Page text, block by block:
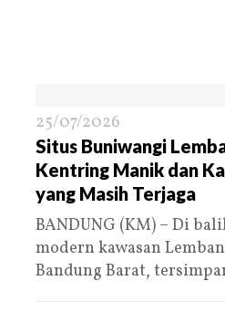
25/07/2026
Situs Buniwangi
Kentring Manik dan
yang Masih Terjaga
BANDUNG (KM) – Di
modern kawasan
Bandung Barat,